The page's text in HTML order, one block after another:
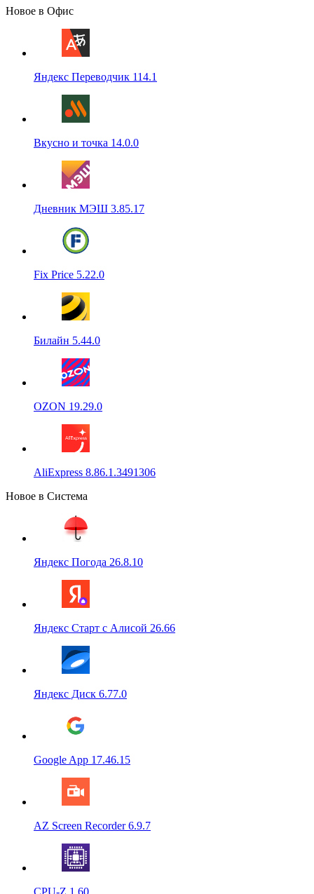
Новое в Офис
Яндекс Переводчик 114.1
Вкусно и точка 14.0.0
Дневник МЭШ 3.85.17
Fix Price 5.22.0
Билайн 5.44.0
OZON 19.29.0
AliExpress 8.86.1.3491306
Новое в Система
Яндекс Погода 26.8.10
Яндекс Старт с Алисой 26.66
Яндекс Диск 6.77.0
Google App 17.46.15
AZ Screen Recorder 6.9.7
CPU-Z 1.60